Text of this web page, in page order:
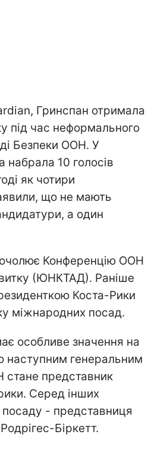
Гринспан отримала
під час неформального
Безпеки ООН. У
набрала 10 голосів
як чотири
що не мають
а один
Конференцію ООН
(ЮНКТАД). Раніше
Коста-Рики
міжнародних посад.
особливе значення на
наступним генеральним
представник
Серед інших
посаду - представниця
Біркетт.